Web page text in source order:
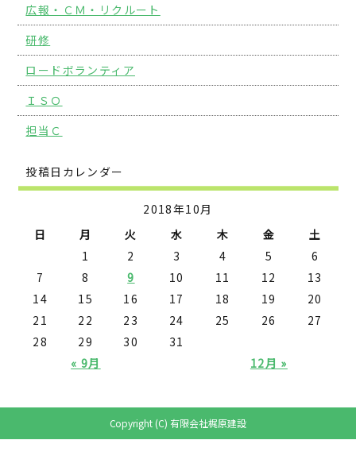
広報・ＣＭ・リクルート
研修
ロードボランティア
ＩＳＯ
担当Ｃ
投稿日カレンダー
2018年10月
日
月 火 水 木 金 土
« 9月 12月 »
1 2 3 4 5
6
7
8 9 10 11 12
13
14
15 16 17 18 19
20
21
22 23 24 25 26
27
28
29 30 31
Copyright (C) 有限会社梶原建設